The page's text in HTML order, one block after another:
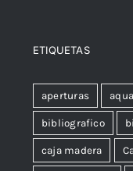
ETIQUETAS
aperturas
bibliografico
caja madera